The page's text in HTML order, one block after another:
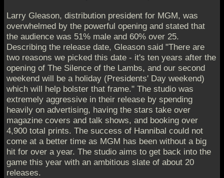
Larry Gleason, distribution president for MGM, was
overwhelmed by the powerful opening and stated that
the audience was 51% male and 60% over 25.
Describing the release date, Gleason said "There are
two reasons we picked this date - it's ten years after the
opening of The Silence of the Lambs, and our second
weekend will be a holiday (Presidents' Day weekend)
which will help bolster that frame." The studio was
extremely aggressive in their release by spending
heavily on advertising, having the stars take over
magazine covers and talk shows, and booking over
4,900 total prints. The success of Hannibal could not
come at a better time as MGM has been without a big
hit for over a year. The studio aims to get back into the
game this year with an ambitious slate of about 20
releases.